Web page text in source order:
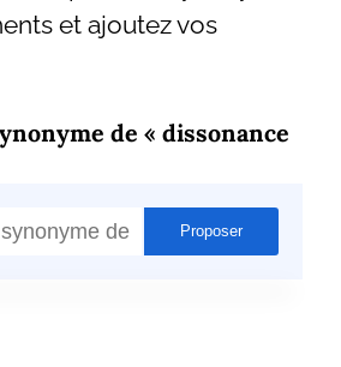
et ajoutez vos
de « dissonance